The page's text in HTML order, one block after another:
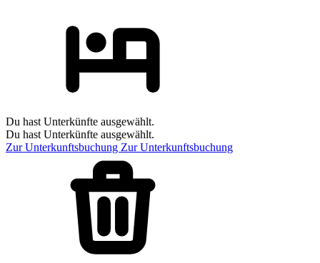
Du hast Unterkünfte ausgewählt.
Du hast Unterkünfte ausgewählt.
Zur Unterkunftsbuchung Zur Unterkunftsbuchung